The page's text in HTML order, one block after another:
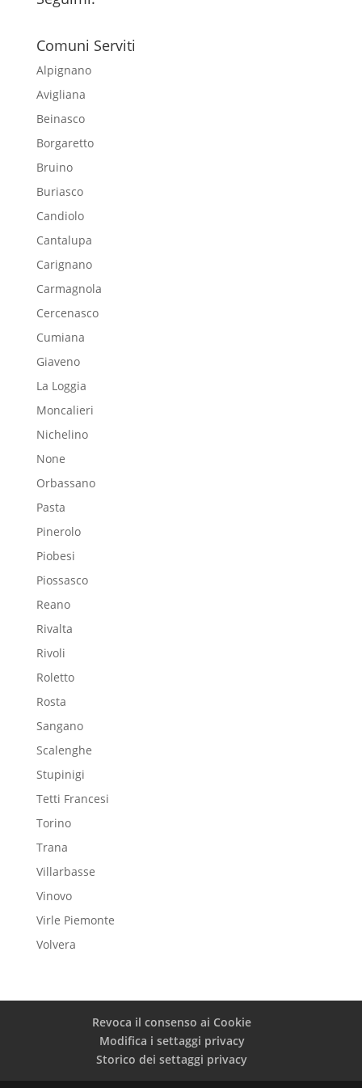
Comuni Serviti
Alpignano
Avigliana
Beinasco
Borgaretto
Bruino
Buriasco
Candiolo
Cantalupa
Carignano
Carmagnola
Cercenasco
Cumiana
Giaveno
La Loggia
Moncalieri
Nichelino
None
Orbassano
Pasta
Pinerolo
Piobesi
Piossasco
Reano
Rivalta
Rivoli
Roletto
Rosta
Sangano
Scalenghe
Stupinigi
Tetti Francesi
Torino
Trana
Villarbasse
Vinovo
Virle Piemonte
Volvera
Revoca il consenso ai Cookie
Modifica i settaggi privacy
Storico dei settaggi privacy